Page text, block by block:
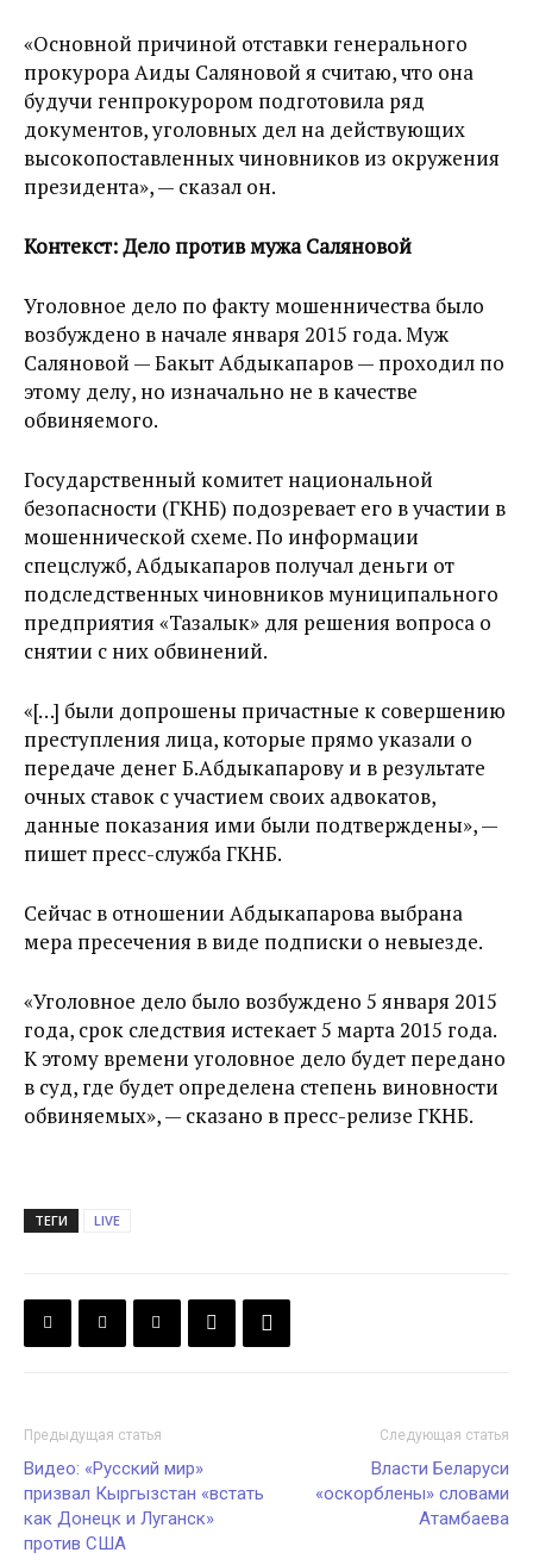
«Основной причиной отставки генерального
прокурора Аиды Саляновой я считаю, что она
будучи генпрокурором подготовила ряд
документов, уголовных дел на действующих
высокопоставленных чиновников из окружения
президента», — сказал он.
Контекст: Дело против мужа Саляновой
Уголовное дело по факту мошенничества было
возбуждено в начале января 2015 года. Муж
Саляновой — Бакыт Абдыкапаров — проходил по
этому делу, но изначально не в качестве
обвиняемого.
Государственный комитет национальной
безопасности (ГКНБ) подозревает его в участии в
мошеннической схеме. По информации
спецслужб, Абдыкапаров получал деньги от
подследственных чиновников муниципального
предприятия «Тазалык» для решения вопроса о
снятии с них обвинений.
«[…] были допрошены причастные к совершению
преступления лица, которые прямо указали о
передаче денег Б.Абдыкапарову и в результате
очных ставок с участием своих адвокатов,
данные показания ими были подтверждены», —
пишет пресс-служба ГКНБ.
Сейчас в отношении Абдыкапарова выбрана
мера пресечения в виде подписки о невыезде.
«Уголовное дело было возбуждено 5 января 2015
года, срок следствия истекает 5 марта 2015 года.
К этому времени уголовное дело будет передано
в суд, где будет определена степень виновности
обвиняемых», — сказано в пресс-релизе ГКНБ.
ТЕГИ LIVE
Предыдущая статья
Видео: «Русский мир»
призвал Кыргызстан «встать
как Донецк и Луганск»
против США
Следующая статья
Власти Беларуси
«оскорблены» словами
Атамбаева